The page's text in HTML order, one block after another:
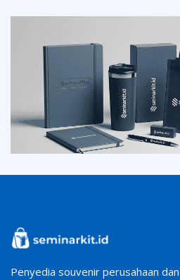
Penyedia souvenir perusahaan